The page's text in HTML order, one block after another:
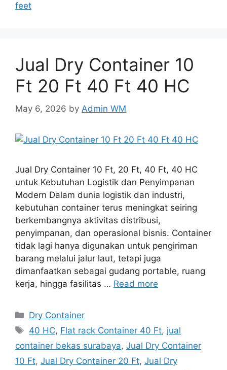
feet
Jual Dry Container 10
Ft 20 Ft 40 Ft 40 HC
May 6, 2026 by Admin WM
Jual Dry Container 10 Ft, 20 Ft, 40 Ft, 40 HC
untuk Kebutuhan Logistik dan Penyimpanan
Modern Dalam dunia logistik dan industri,
kebutuhan container terus meningkat seiring
berkembangnya aktivitas distribusi,
penyimpanan, dan operasional bisnis. Container
tidak lagi hanya digunakan untuk pengiriman
barang melalui jalur laut, tetapi juga
dimanfaatkan sebagai gudang portable, ruang
kerja, hingga fasilitas … Read more
Categories
Dry Container
Tags
40 HC, Flat rack Container 40 Ft, jual
container bekas surabaya, Jual Dry Container
10 Ft, Jual Dry Container 20 Ft, Jual Dry